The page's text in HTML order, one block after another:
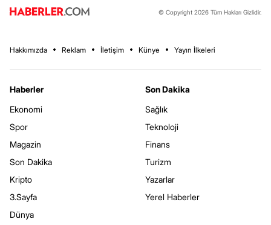
© Copyright 2026 Tüm Hakları Gizlidir.
Hakkımızda Reklam İletişim Künye Yayın İlkeleri
Haberler
Ekonomi
Spor
Magazin
Son Dakika
Kripto
3.Sayfa
Dünya
Son Dakika
Sağlık
Teknoloji
Finans
Turizm
Yazarlar
Yerel Haberler